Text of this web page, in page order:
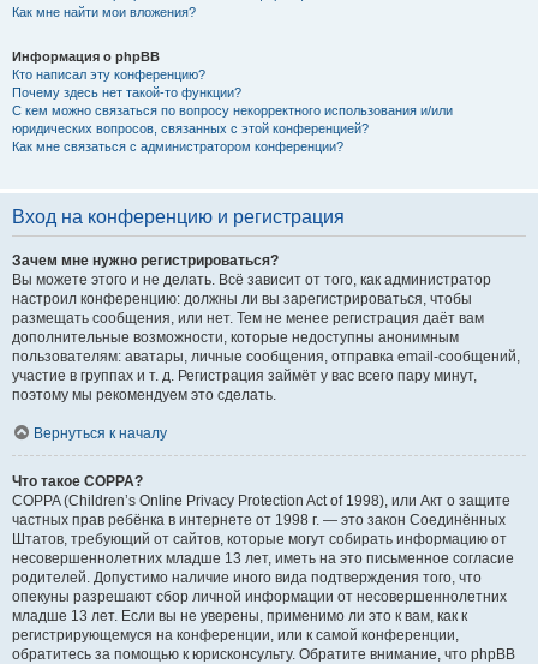
Как мне найти мои вложения?
Информация о phpBB
Кто написал эту конференцию?
Почему здесь нет такой-то функции?
С кем можно связаться по вопросу некорректного использования и/или
юридических вопросов, связанных с этой конференцией?
Как мне связаться с администратором конференции?
Вход на конференцию и регистрация
Зачем мне нужно регистрироваться?
Вы можете этого и не делать. Всё зависит от того, как администратор
настроил конференцию: должны ли вы зарегистрироваться, чтобы
размещать сообщения, или нет. Тем не менее регистрация даёт вам
дополнительные возможности, которые недоступны анонимным
пользователям: аватары, личные сообщения, отправка email-сообщений,
участие в группах и т. д. Регистрация займёт у вас всего пару минут,
поэтому мы рекомендуем это сделать.
Вернуться к началу
Что такое COPPA?
COPPA (Children’s Online Privacy Protection Act of 1998), или Акт о защите
частных прав ребёнка в интернете от 1998 г. — это закон Соединённых
Штатов, требующий от сайтов, которые могут собирать информацию от
несовершеннолетних младше 13 лет, иметь на это письменное согласие
родителей. Допустимо наличие иного вида подтверждения того, что
опекуны разрешают сбор личной информации от несовершеннолетних
младше 13 лет. Если вы не уверены, применимо ли это к вам, как к
регистрирующемуся на конференции, или к самой конференции,
обратитесь за помощью к юрисконсульту. Обратите внимание, что phpBB